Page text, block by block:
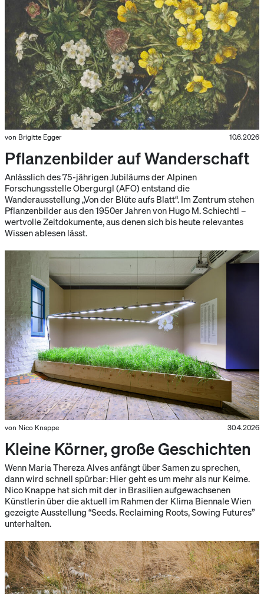
von Brigitte Egger 10.6.2026
Pflanzenbilder auf Wanderschaft
Anlässlich des 75-jährigen Jubiläums der Alpinen
Forschungsstelle Obergurgl (AFO) entstand die
Wanderausstellung „Von der Blüte aufs Blatt“. Im Zentrum stehen
Pflanzenbilder aus den 1950er Jahren von Hugo M. Schiechtl –
wertvolle Zeitdokumente, aus denen sich bis heute relevantes
Wissen ablesen lässt.
von Nico Knappe 30.4.2026
Kleine Körner, große Geschichten
Wenn Maria Thereza Alves anfängt über Samen zu sprechen,
dann wird schnell spürbar: Hier geht es um mehr als nur Keime.
Nico Knappe hat sich mit der in Brasilien aufgewachsenen
Künstlerin über die aktuell im Rahmen der Klima Biennale Wien
gezeigte Ausstellung “Seeds. Reclaiming Roots, Sowing Futures”
unterhalten.